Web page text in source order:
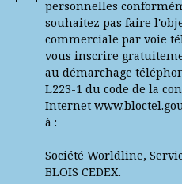
personnelles
souhaitez pas faire
commerciale par voie
vous inscrire
au démarchage
L223-1 du code de la
Internet
à :
Société Worldline,
BLOIS CEDEX.